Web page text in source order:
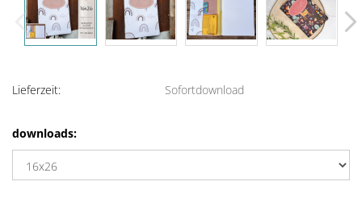
Lieferzeit: Sofortdownload
downloads: